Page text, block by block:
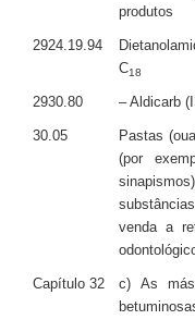
produtos
2924.19.94
C18
2930.80 – Aldicarb
30.05
Pastas
(por
venda a
Capítulo 32
c) As